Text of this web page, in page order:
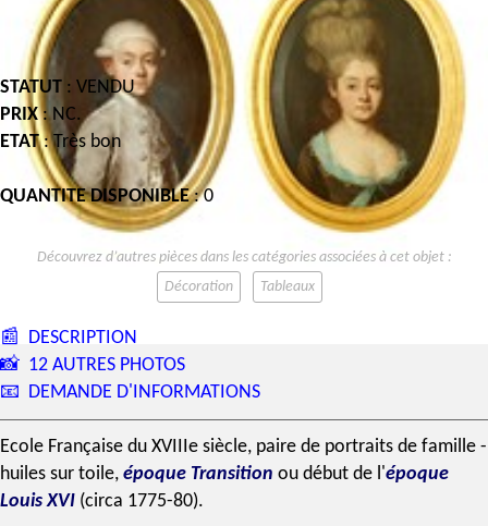
STATUT : VENDU
PRIX: NC.
ETAT: Très bon
QUANTITE DISPONIBLE: 0
Découvrez d’autres pièces dans les catégories associées à cet objet :
Décoration
Tableaux
📰 DESCRIPTION
📸 12 AUTRES PHOTOS
📧 DEMANDE D'INFORMATIONS
Ecole Française du XVIIIe siècle, paire de portraits de famille -
huiles sur toile, époque Transition ou début de l'époque
Louis XVI (circa 1775-80).